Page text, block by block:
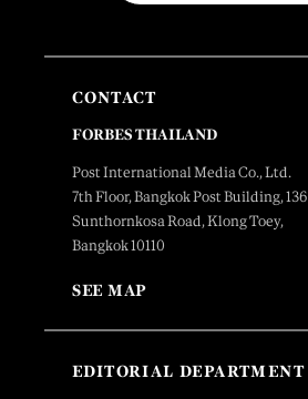
CONTACT
FORBES THAILAND
Post International Media Co., Ltd.
7th Floor, Bangkok Post Building, 136
Sunthornkosa Road, Klong Toey,
Bangkok 10110
SEE MAP
EDITORIAL DEPARTMENT